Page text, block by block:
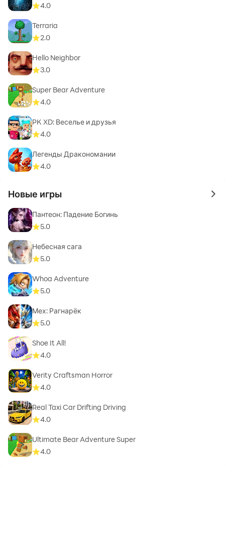
4.0
Terraria
2.0
Hello Neighbor
3.0
Super Bear Adventure
4.0
PK XD: Веселье и друзья
4.0
Легенды Дракономании
4.0
Новые игры to
Пантеон: Падение Богинь
5.0
Небесная сага
5.0
Whoa Adventure
5.0
Мех: Рагнарёк
5.0
Shoe It All!
4.0
Verity Craftsman Horror
4.0
Real Taxi Car Drifting Driving
4.0
Ultimate Bear Adventure Super
4.0